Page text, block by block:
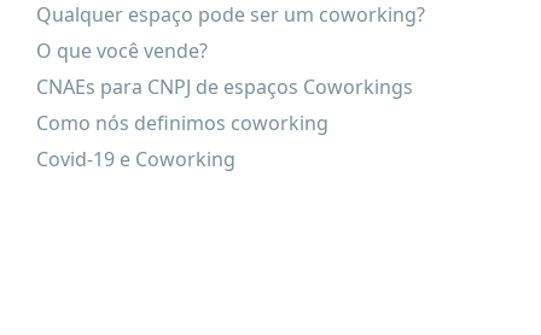
Qualquer espaço pode ser um coworking?
O que você vende?
CNAEs para CNPJ de espaços Coworkings
Como nós definimos coworking
Covid-19 e Coworking